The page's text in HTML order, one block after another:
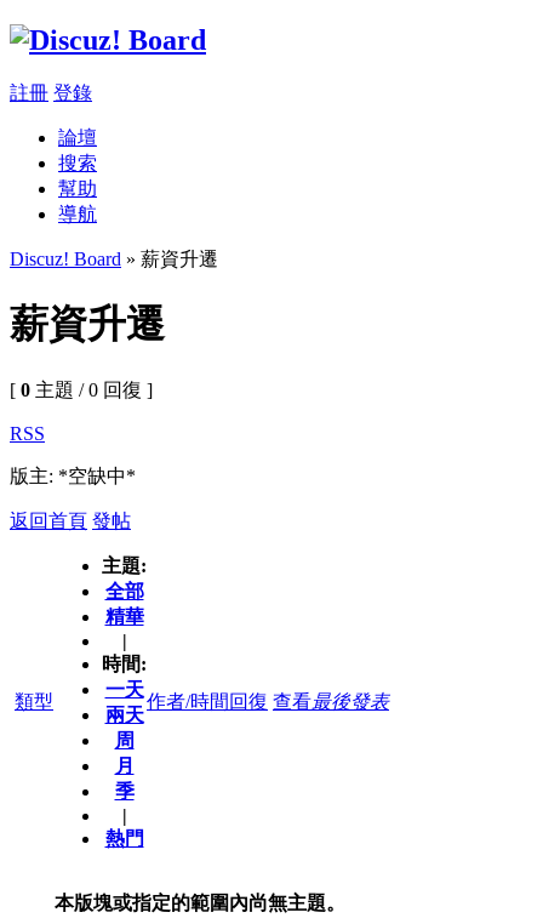
註冊 登錄
論壇
搜索
幫助
導航
Discuz! Board » 薪資升遷
薪資升遷
[ 0 主題 / 0 回復 ]
RSS
版主: *空缺中*
返回首頁 發帖
類型
主題:
全部
精華
|
時間:
一天
兩天
周
月
季
|
熱門
作者/時間 回復 查看最後發表
本版塊或指定的範圍內尚無主題。